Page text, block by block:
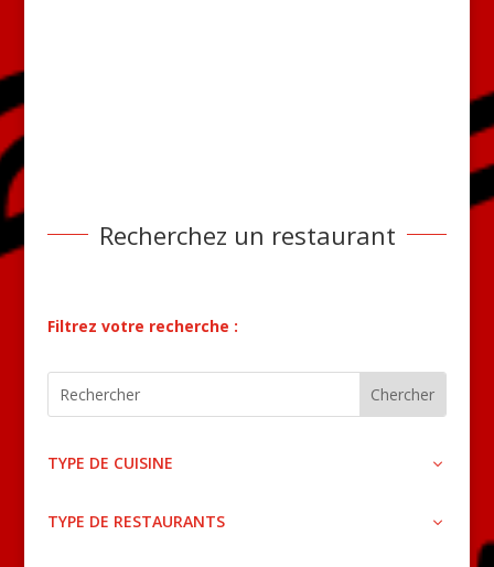
Recherchez un restaurant
Filtrez votre recherche :
TYPE DE CUISINE
TYPE DE RESTAURANTS